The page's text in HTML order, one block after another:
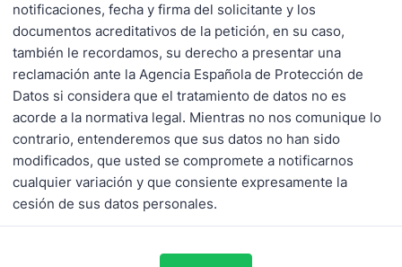
notificaciones, fecha y firma del solicitante y los
documentos acreditativos de la petición, en su caso,
también le recordamos, su derecho a presentar una
reclamación ante la Agencia Española de Protección de
Datos si considera que el tratamiento de datos no es
acorde a la normativa legal. Mientras no nos comunique lo
contrario, entenderemos que sus datos no han sido
modificados, que usted se compromete a notificarnos
cualquier variación y que consiente expresamente la
cesión de sus datos personales.